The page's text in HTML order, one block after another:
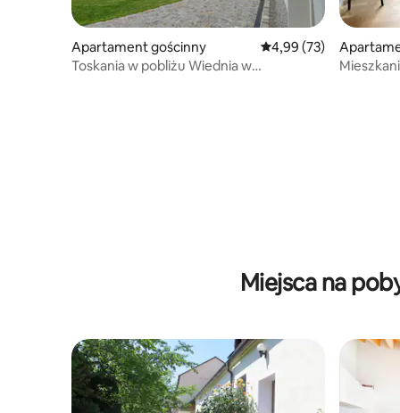
Apartament gościnny Średnia ocena: 4,99 na
4,99 (73)
Toskania w pobliżu Wiednia w
Miejsca na